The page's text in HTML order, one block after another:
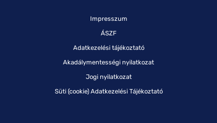
Impresszum
ÁSZF
Adatkezelési tájékoztató
Akadálymentességi nyilatkozat
Jogi nyilatkozat
Süti (cookie) Adatkezelési Tájékoztató